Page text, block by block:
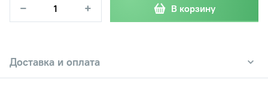
− + В корзину
Доставка и оплата